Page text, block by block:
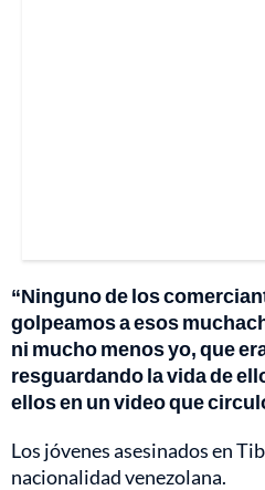
“Ninguno de los
golpeamos a esos
ni mucho menos yo, que
resguardando la vida de
ellos en un video que
Los jóvenes asesinados en
nacionalidad venezolana.